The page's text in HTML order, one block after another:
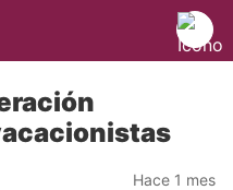
Hace 1 mes